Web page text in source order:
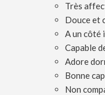
Très
Douce et
A un côté
Capable
Adore
Bonne
Non